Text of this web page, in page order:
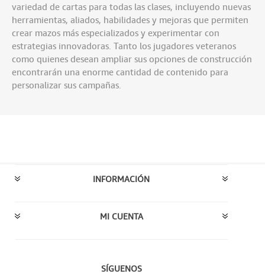
variedad de cartas para todas las clases, incluyendo nuevas
herramientas, aliados, habilidades y mejoras que permiten
crear mazos más especializados y experimentar con
estrategias innovadoras. Tanto los jugadores veteranos
como quienes desean ampliar sus opciones de construcción
encontrarán una enorme cantidad de contenido para
personalizar sus campañas.
INFORMACIÓN
MI CUENTA
SÍGUENOS